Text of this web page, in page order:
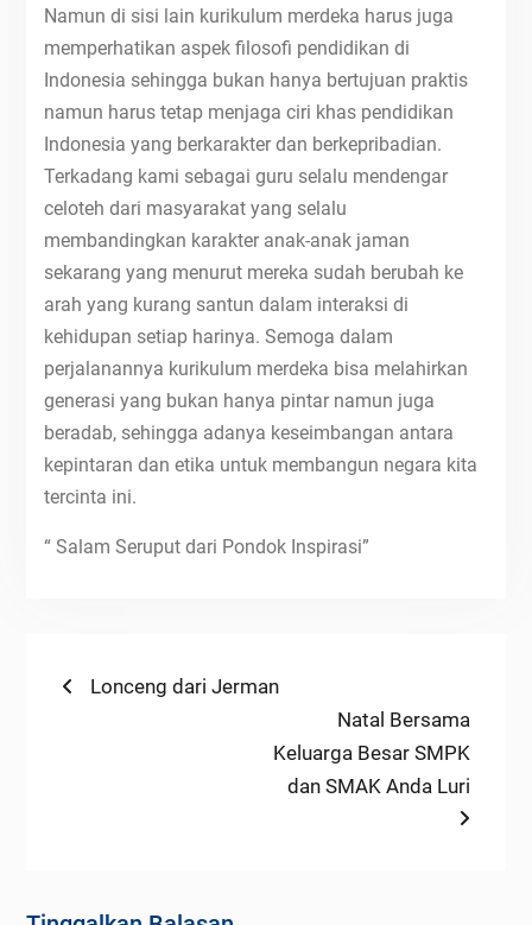
Namun di sisi lain kurikulum merdeka harus juga
memperhatikan aspek filosofi pendidikan di
Indonesia sehingga bukan hanya bertujuan praktis
namun harus tetap menjaga ciri khas pendidikan
Indonesia yang berkarakter dan berkepribadian.
Terkadang kami sebagai guru selalu mendengar
celoteh dari masyarakat yang selalu
membandingkan karakter anak-anak jaman
sekarang yang menurut mereka sudah berubah ke
arah yang kurang santun dalam interaksi di
kehidupan setiap harinya. Semoga dalam
perjalanannya kurikulum merdeka bisa melahirkan
generasi yang bukan hanya pintar namun juga
beradab, sehingga adanya keseimbangan antara
kepintaran dan etika untuk membangun negara kita
tercinta ini.
“ Salam Seruput dari Pondok Inspirasi”
Navigasi
Previous
Lonceng dari Jerman
Next
post:
Natal Bersama
Keluarga Besar SMPK
dan SMAK Anda Luri